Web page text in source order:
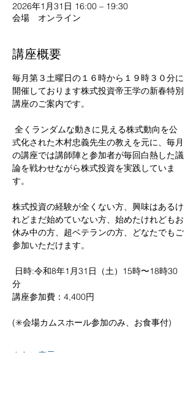
2026年1月31日 16:00 – 19:30
会場 オンライン
講座概要
毎月第３土曜日の１６時から１９時３０分に
開催しております株式投資帝王学の新春特別
講座のご案内です。
式化された木村忠義先生の教えを元に、毎月
の講座では講師陣と参加者が毎回白熱した議
論を戦わせながら株式投資を実践していま
す。
株式投資の経験が全くない方、興味はあるけ
れどまだ始めていない方、始めたけれどもお
休み中の方、超ベテランの方、どなたでもご
参加いただけます。
分
講座参加費：4,400円
(✳️会場カムスホール参加のみ、お食事付)
さらに表示